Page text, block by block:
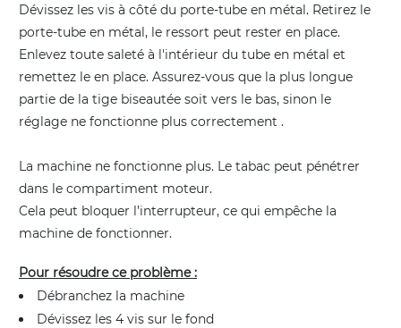
Dévissez les vis à côté du porte-tube en métal. Retirez le
porte-tube en métal, le ressort peut rester en place.
Enlevez toute saleté à l'intérieur du tube en métal et
remettez le en place. Assurez-vous que la plus longue
partie de la tige biseautée soit vers le bas, sinon le
réglage ne fonctionne plus correctement .
La machine ne fonctionne plus. Le tabac peut pénétrer
dans le compartiment moteur.
Cela peut bloquer l’interrupteur, ce qui empêche la
machine de fonctionner.
Pour résoudre ce problème :
Débranchez la machine
Dévissez les 4 vis sur le fond